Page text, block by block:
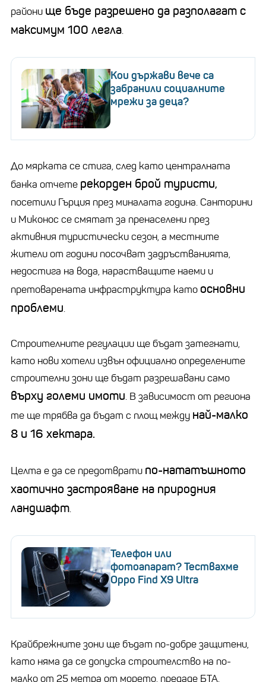
райони ще бъде разрешено да разполагат с
максимум 100 легла.
Кои държави вече са
забранили социалните
мрежи за деца?
До мярката се стига, след като централната
банка отчете рекорден брой туристи,
посетили Гърция през миналата година. Санторини
и Миконос се смятат за пренаселени през
активния туристически сезон, а местните
жители от години посочват задръстванията,
недостига на вода, нарастващите наеми и
претоварената инфраструктура като основни
проблеми.
Строителните регулации ще бъдат затегнати,
като нови хотели извън официално определените
строителни зони ще бъдат разрешавани само
върху големи имоти. В зависимост от региона
те ще трябва да бъдат с площ между най-малко
8 и 16 хектара.
Целта е да се предотврати по-нататъшното
хаотично застрояване на природния
ландшафт.
Телефон или
фотоапарат? Тествахме
Oppo Find X9 Ultra
Крайбрежните зони ще бъдат по-добре защитени,
като няма да се допуска строителство на по-
малко от 25 метра от морето, предаде БТА.